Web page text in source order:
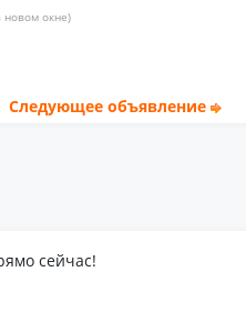
новом окне)
Следующее объявление
сейчас!